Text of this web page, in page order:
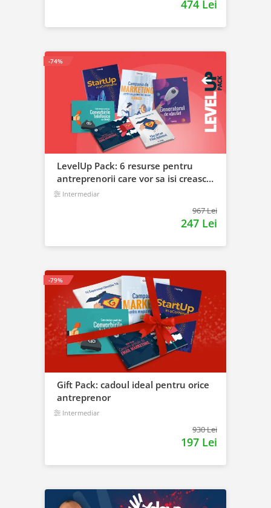
474 Lei
LevelUp Pack: 6 resurse pentru
antreprenorii care vor sa isi creasca
afacerile
Intermediar
967 Lei
247 Lei
-74%
Gift Pack: cadoul ideal pentru orice
antreprenor
Intermediar
930 Lei
197 Lei
-79%